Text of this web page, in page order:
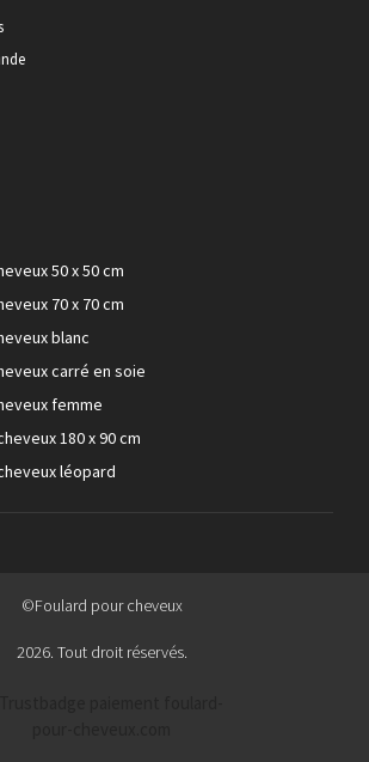
50 x 50 cm
70 x 70 cm
blanc
carré en soie
femme
180 x 90 cm
léopard
©Foulard pour cheveux
2026. Tout droit réservés.